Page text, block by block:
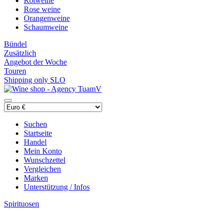
Rose weine
Orangenweine
Schaumweine
Bündel
Zusätzlich
Angebot der Woche
Touren
Shipping only SLO
Suchen
Startseite
Handel
Mein Konto
Wunschzettel
Vergleichen
Marken
Unterstützung / Infos
Spirituosen